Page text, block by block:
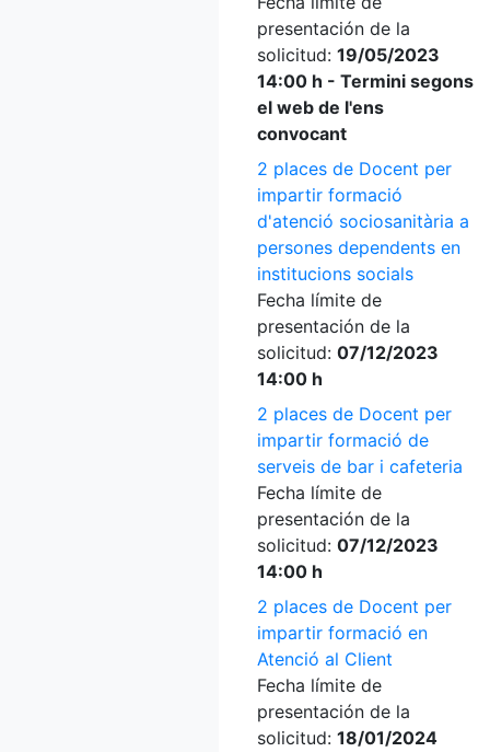
presentación de la
solicitud: 19/05/2023
14:00 h - Termini segons
el web de l'ens
convocant
2 places de Docent per
impartir formació
d'atenció sociosanitària a
persones dependents en
institucions socials
Fecha límite de
presentación de la
solicitud: 07/12/2023
14:00 h
2 places de Docent per
impartir formació de
serveis de bar i cafeteria
Fecha límite de
presentación de la
solicitud: 07/12/2023
14:00 h
2 places de Docent per
impartir formació en
Atenció al Client
Fecha límite de
presentación de la
solicitud: 18/01/2024